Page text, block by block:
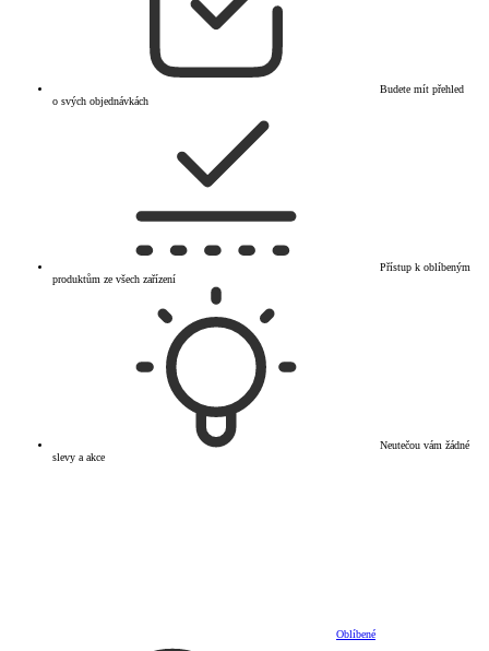
Budete mít přehled
o svých objednávkách
Přístup k oblíbeným
produktům ze všech zařízení
Neutečou vám žádné
slevy a akce
Oblíbené